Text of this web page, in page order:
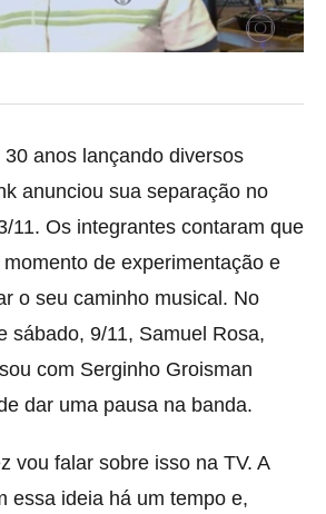
anos lançando diversos
anunciou sua separação no
11. Os integrantes contaram que
de experimentação e
o seu caminho musical. No
sábado, 9/11, Samuel Rosa,
com Serginho Groisman
dar uma pausa na banda.
vou falar sobre isso na TV. A
essa ideia há um tempo e,